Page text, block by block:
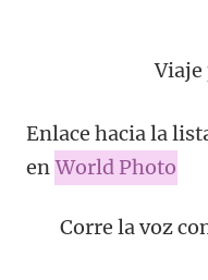
Viaje
Enlace hacia la
en World Photo
Corre la voz